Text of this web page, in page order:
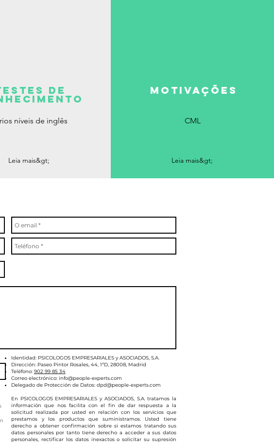
de
níveis de inglês
Leia mais&gt;
motivações
CML
Leia mais&gt;
Identidad: PSICOLOGOS EMPRESARIALES y ASOCIADOS, S.A.
Dirección: Paseo Pintor Rosales, 44, 1ªD, 28008, Madrid
Teléfono: 902 99 85 34
Correo electrónico: info@people-experts.com
Delegado de Protección de Datos: dpd@people-experts.com
En PSICOLOGOS EMPRESARIALES y ASOCIADOS, S.A. tratamos la
información que nos facilita con el fin de dar respuesta a la
solicitud realizada por usted en relación con los servicios que
prestamos y los productos que suministramos. Usted tiene
derecho a obtener confirmación sobre si estamos tratando sus
datos personales por tanto tiene derecho a acceder a sus datos
personales, rectificar los datos inexactos o solicitar su supresión